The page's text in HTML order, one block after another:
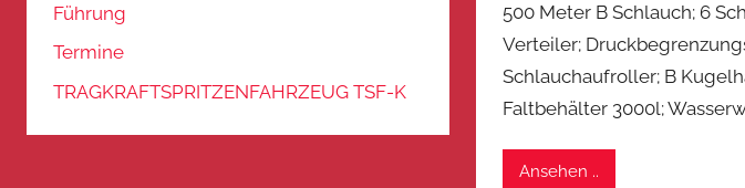
500 Meter B Schlauch; 6
Verteiler;
Schlauchaufroller; B
Faltbehälter 3000l;
Ansehen ..
Führung
Termine
TRAGKRAFTSPRITZENFAHRZEUG TSF-K